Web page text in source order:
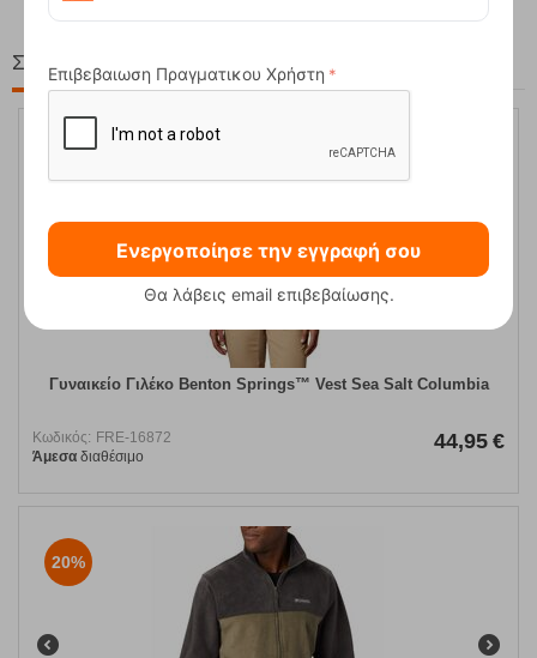
Στη ίδια Τιμή!
Γυναικείο Γιλέκο Benton Springs™ Vest Sea Salt Columbia
Κωδικός: FRE-16872
Άμεσα διαθέσιμο
44,95 €
20%
Επιβεβαιωση Πραγματικου Χρήστη
Ενεργοποίησε την εγγραφή σου
Θα λάβεις email επιβεβαίωσης.